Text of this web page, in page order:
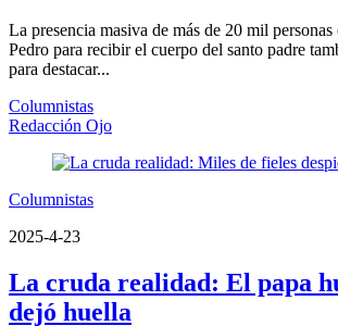
La presencia masiva de más de 20 mil personas
Pedro para recibir el cuerpo del santo padre
para destacar...
Columnistas
Redacción Ojo
Columnistas
2025-4-23
La cruda realidad: El papa
dejó huella